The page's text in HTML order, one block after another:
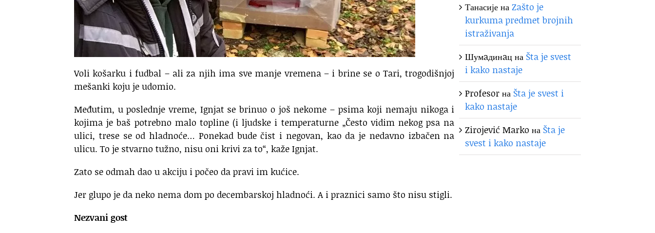
Voli košarku i fudbal – ali za njih ima sve manje vremena – i brine se o Tari, trogodišnjoj
mešanki koju je udomio.
Međutim, u poslednje vreme, Ignjat se brinuo o još nekome – psima koji nemaju nikoga i
kojima je baš potrebno malo topline (i ljudske i temperaturne „Često vidim nekog psa na
ulici, trese se od hladnoće… Ponekad bude čist i negovan, kao da je nedavno izbačen na
ulicu. To je stvarno tužno, nisu oni krivi za to“, kaže Ignjat.
Zato se odmah dao u akciju i počeo da pravi im kućice.
Jer glupo je da neko nema dom po decembarskoj hladnoći. A i praznici samo što nisu stigli.
Nezvani gost
ТанасијенаZašto je
kurkuma predmet brojnih
istraživanja
Шумaдинaцна Šta je svest
i kako nastaje
Profesorна Šta je svest i
kako nastaje
Zirojević Marko на Šta je
svest i kako nastaje